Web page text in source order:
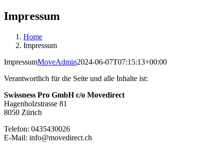
Impressum
Home
Impressum
ImpressumMoveAdmin2024-06-07T07:15:13+00:00
Verantwortlich für die Seite und alle Inhalte ist:
Swissness Pro GmbH c/o Movedirect
Hagenholzstrasse 81
8050 Zürich
Telefon: 0435430026
E-Mail: info@movedirect.ch